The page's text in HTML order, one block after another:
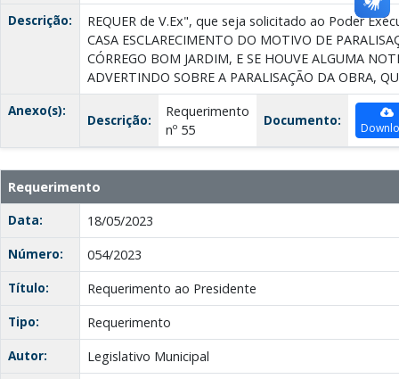
Descrição:
REQUER de V.Ex", que seja solicitado ao Poder
CASA ESCLARECIMENTO DO MOTIVO DE
CÓRREGO BOM JARDIM, E SE HOUVE ALGUMA
ADVERTINDO SOBRE A PARALISAÇÃO DA OBRA,
Anexo(s):
Descrição:
Requerimento
nº 55
Documento:
Requerimento
Data:
18/05/2023
Número:
054/2023
Título:
Requerimento ao Presidente
Tipo:
Requerimento
Autor:
Legislativo Municipal